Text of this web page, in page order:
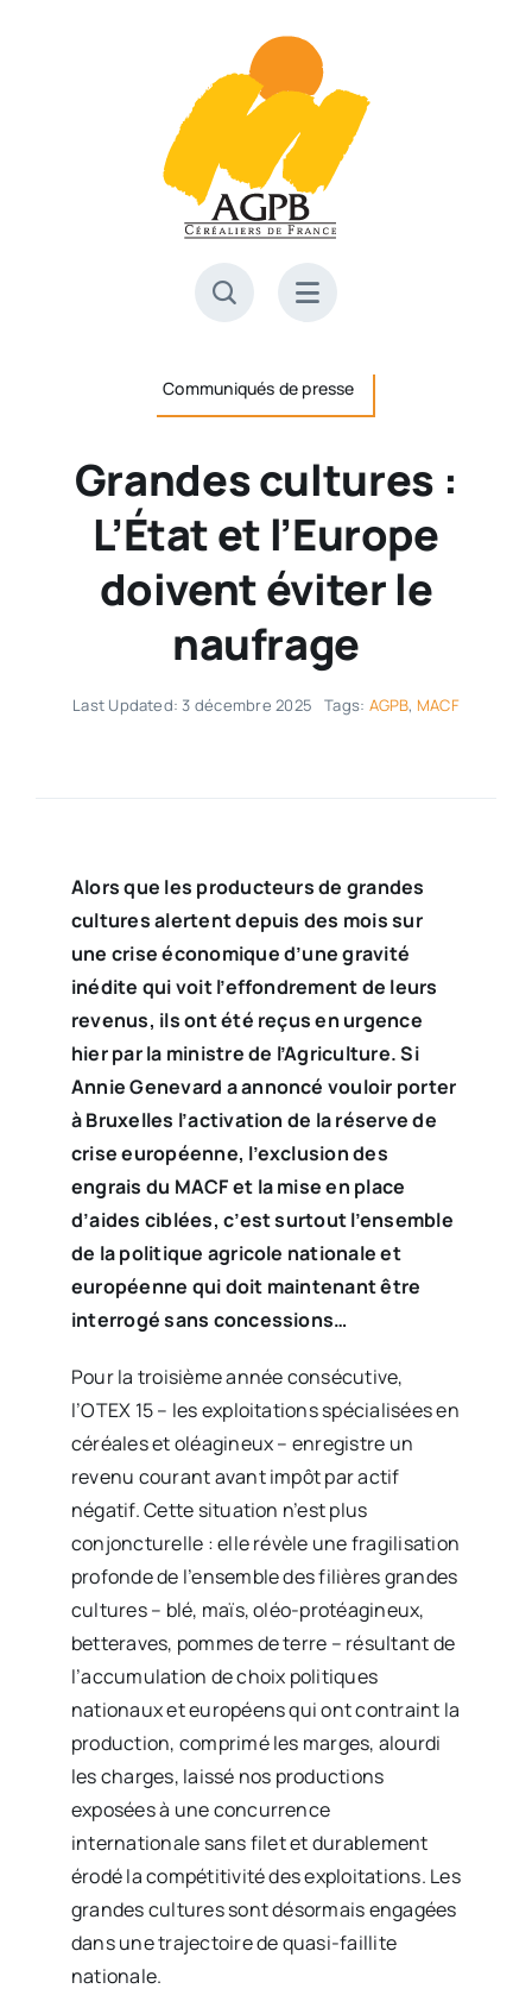
Communiqués de presse
Grandes cultures :
L’État et l’Europe
doivent éviter le
naufrage
Last Updated: 3 décembre 2025 Tags: AGPB, MACF
Alors que les producteurs de grandes
cultures alertent depuis des mois sur
une crise économique d’une gravité
inédite qui voit l’effondrement de leurs
revenus, ils ont été reçus en urgence
hier par la ministre de l’Agriculture. Si
Annie Genevard a annoncé vouloir porter
à Bruxelles l’activation de la réserve de
crise européenne, l’exclusion des
engrais du MACF et la mise en place
d’aides ciblées, c’est surtout l’ensemble
de la politique agricole nationale et
européenne qui doit maintenant être
interrogé sans concessions…
Pour la troisième année consécutive,
l’OTEX 15 – les exploitations spécialisées en
céréales et oléagineux – enregistre un
revenu courant avant impôt par actif
négatif. Cette situation n’est plus
conjoncturelle : elle révèle une fragilisation
profonde de l’ensemble des filières grandes
cultures – blé, maïs, oléo-protéagineux,
betteraves, pommes de terre – résultant de
l’accumulation de choix politiques
nationaux et européens qui ont contraint la
production, comprimé les marges, alourdi
les charges, laissé nos productions
exposées à une concurrence
internationale sans filet et durablement
érodé la compétitivité des exploitations. Les
grandes cultures sont désormais engagées
dans une trajectoire de quasi-faillite
nationale.